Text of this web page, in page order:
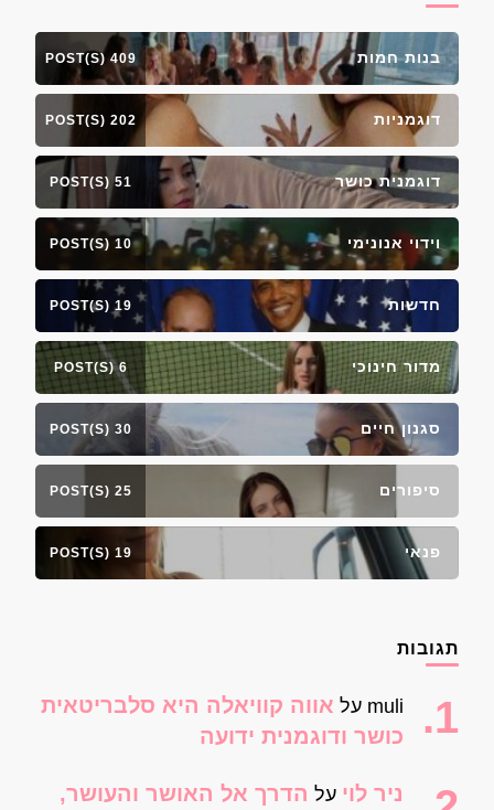
בנות חמות 409 POST(S)
דוגמניות 202 POST(S)
דוגמנית כושר 51 POST(S)
וידוי אנונימי 10 POST(S)
חדשות 19 POST(S)
מדור חינוכי 6 POST(S)
סגנון חיים 30 POST(S)
סיפורים 25 POST(S)
פנאי 19 POST(S)
תגובות
muli על אווה קוויאלה היא סלבריטאית
כושר ודוגמנית ידועה
ניר לוי על הדרך אל האושר והעושר,